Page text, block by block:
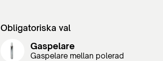
Obligatoriska val
Gaspelare
Gaspelare mellan polerad